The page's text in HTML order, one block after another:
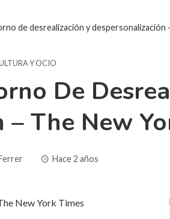
de desrealización y despersonalización
Y OCIO
De
The New
Hace 2 años